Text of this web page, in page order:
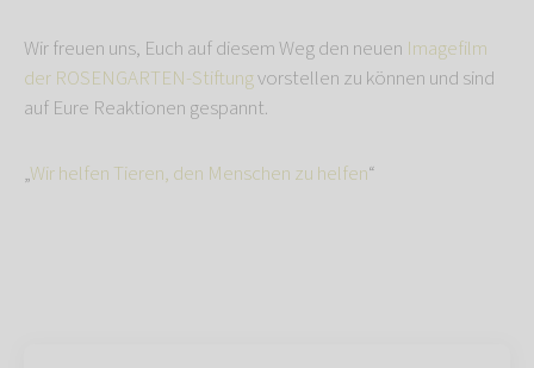
Wir freuen uns, Euch auf diesem Weg den neuen Imagefilm
der ROSENGARTEN-Stiftungvorstellen zu können und sind
auf Eure Reaktionen gespannt.
„Wir helfen Tieren, den Menschen zu helfen“